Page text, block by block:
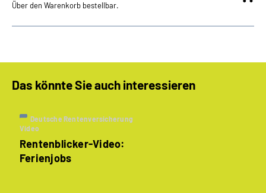
Über den Warenkorb bestellbar.
Das könnte Sie auch interessieren
Deutsche Rentenversicherung
Video
Rentenblicker-Video:
Ferienjobs